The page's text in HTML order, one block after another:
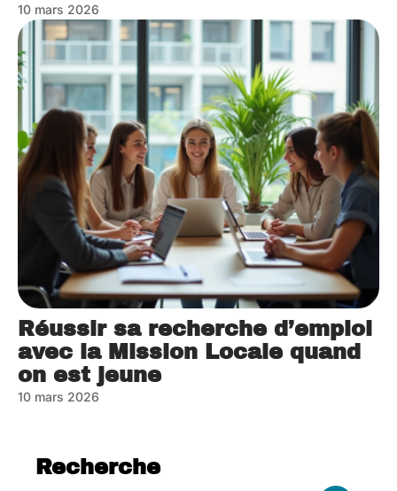
10 mars 2026
Réussir sa recherche d’emploi
avec la Mission Locale quand
on est jeune
10 mars 2026
Recherche